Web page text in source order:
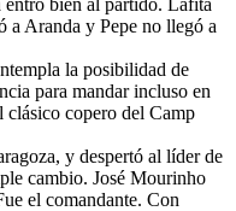
a Aranda y Pepe no llegó a
la posibilidad de
para mandar incluso en
clásico copero del Camp
y despertó al líder de
cambio. José Mourinho
el comandante. Con